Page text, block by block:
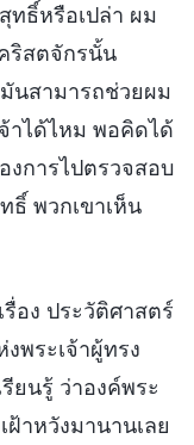
ธิ์หรือเปล่า ผม
ริสตจักรนั้น
นสามารถช่วยผม
จ้าได้ไหม พอคิดได้
การไปตรวจสอบ
ธิ์ พวกเขาเห็น
อง ประวัติศาสตร์
พระเจ้าผู้ทรง
ยนรู้ ว่าองค์พระ
าหวังมานานเลย